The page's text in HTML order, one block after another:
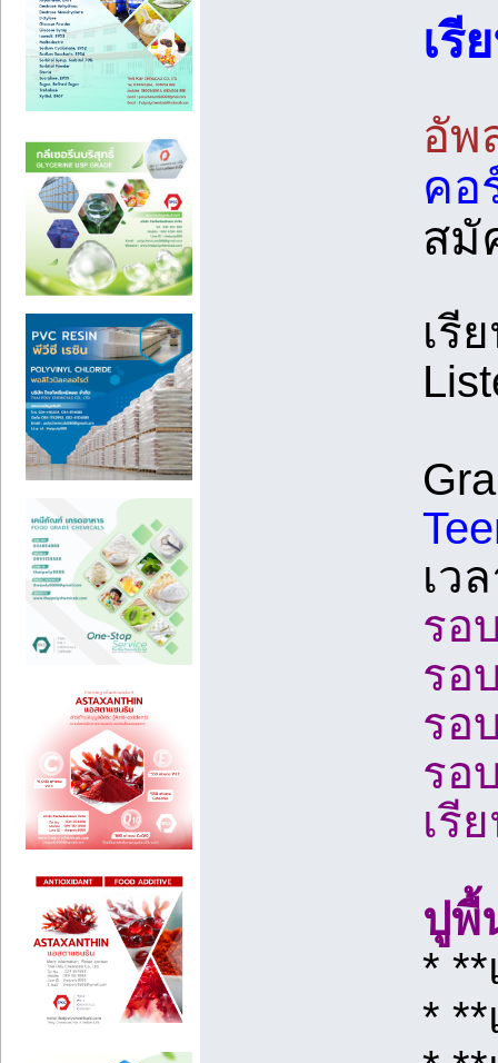
เรี
อัพ
คอ
สมั
เรี
เว
รอ
รอ
รอ
รอ
เรี
ปูพื้
*
*